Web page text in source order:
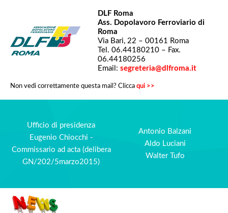
DLF Roma
Ass. Dopolavoro Ferroviario di
Roma
Via Bari, 22 – 00161 Roma
Tel. 06.44180210 – Fax.
06.44180256
Email: segreteria@dlfroma.it
Non vedi correttamente questa mail? Clicca qui >>
Ufficio di presidenza
Eugenio Chiocchi -
Commissario ad acta (delibera
GN/202/5marzo2015)
Antonio Balzani
Aldo Luciani
Walter Tufo